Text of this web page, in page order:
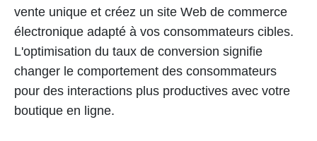
vente unique et créez un site Web de commerce
électronique adapté à vos consommateurs cibles.
L'optimisation du taux de conversion signifie
changer le comportement des consommateurs
pour des interactions plus productives avec votre
boutique en ligne.